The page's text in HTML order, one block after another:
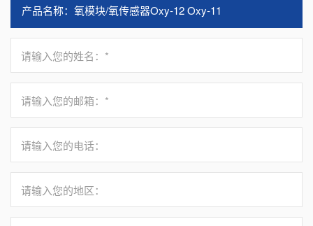
请输入您的姓名：*
请输入您的邮箱：*
请输入您的电话：
请输入您的地区：